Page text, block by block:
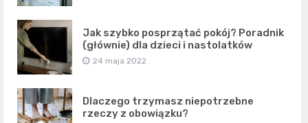
Jak szybko posprzątać pokój? Poradnik
(głównie) dla dzieci i nastolatków
24 maja 2022
Dlaczego trzymasz niepotrzebne
rzeczy z obowiązku?